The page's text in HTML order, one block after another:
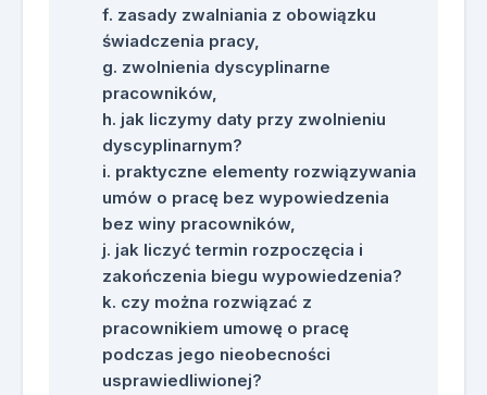
zasady zwalniania z obowiązku
świadczenia pracy,
zwolnienia dyscyplinarne
pracowników,
jak liczymy daty przy zwolnieniu
dyscyplinarnym?
praktyczne elementy rozwiązywania
umów o pracę bez wypowiedzenia
bez winy pracowników,
jak liczyć termin rozpoczęcia i
zakończenia biegu wypowiedzenia?
czy można rozwiązać z
pracownikiem umowę o pracę
podczas jego nieobecności
usprawiedliwionej?